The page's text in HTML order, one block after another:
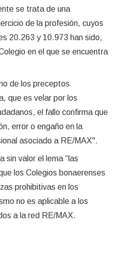
se trata de una
de la profesión, cuyos
20.263 y 10.973 han sido,
en el que se encuentra
de los preceptos
que es velar por los
el fallo confirma que
error o engaño en la
asociado a RE/MAX".
sin valor el lema “las
los Colegios bonaerenses
prohibitivas en los
no es aplicable a los
a la red RE/MAX.